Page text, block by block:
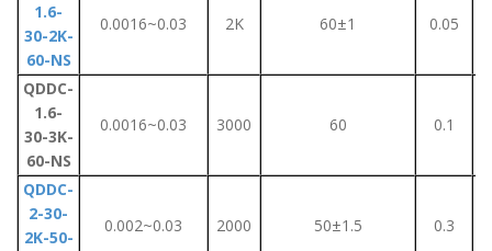
1.6-
30-2K-
60-NS
0.0016~0.03 2K 60±1 0.05
QDDC-
1.6-
30-3K-
60-NS
0.0016~0.03 3000 60 0.1
QDDC-
2-30-
2K-50-
0.002~0.03 2000 50±1.5 0.3